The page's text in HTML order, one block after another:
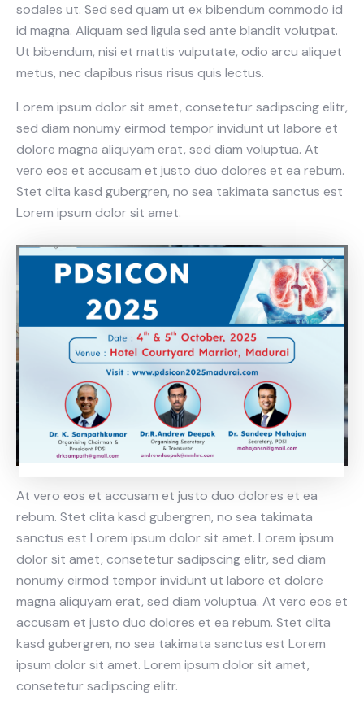
sodales ut. Sed sed quam ut ex bibendum commodo id
id magna. Aliquam sed ligula sed ante blandit volutpat.
Ut bibendum, nisi et mattis vulputate, odio arcu aliquet
metus, nec dapibus risus risus quis lectus.
Lorem ipsum dolor sit amet, consetetur sadipscing elitr,
sed diam nonumy eirmod tempor invidunt ut labore et
dolore magna aliquyam erat, sed diam voluptua. At
vero eos et accusam et justo duo dolores et ea rebum.
Stet clita kasd gubergren, no sea takimata sanctus est
Lorem ipsum dolor sit amet.
At vero eos et accusam et justo duo dolores et ea
rebum. Stet clita kasd gubergren, no sea takimata
sanctus est Lorem ipsum dolor sit amet. Lorem ipsum
dolor sit amet, consetetur sadipscing elitr, sed diam
nonumy eirmod tempor invidunt ut labore et dolore
magna aliquyam erat, sed diam voluptua. At vero eos et
accusam et justo duo dolores et ea rebum. Stet clita
kasd gubergren, no sea takimata sanctus est Lorem
ipsum dolor sit amet. Lorem ipsum dolor sit amet,
consetetur sadipscing elitr.